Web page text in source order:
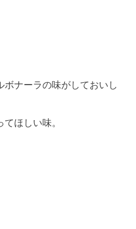
ナーラの味がしておいし
ほしい味。